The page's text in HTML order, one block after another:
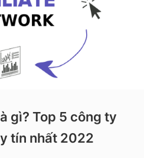
gì? Top 5 công ty
tín nhất 2022